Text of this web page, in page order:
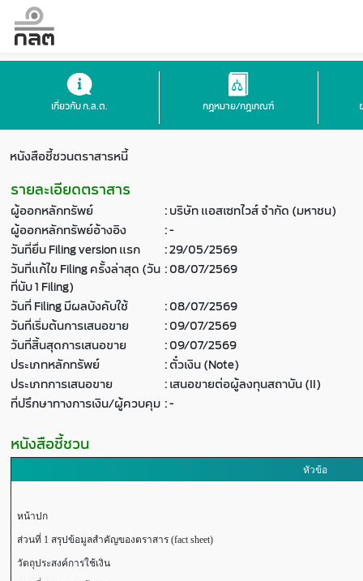
เกี่ยวกับ ก.ล.ต. กฎหมาย/กฎเกณฑ์
หนังสือชี้ชวนตราสารหนี้
รายละเอียดตราสาร
ผู้ออกหลักทรัพย์ :บริษัท แอสเซทไวส์ จำกัด (มหาชน)
ผู้ออกหลักทรัพย์อ้างอิง
:-
วันที่ยื่น Filing version แรก
:29/05/2569
วันที่แก้ไข Filing ครั้งล่าสุด (วัน
ที่นับ 1 Filing)
:08/07/2569
วันที่ Filing มีผลบังคับใช้
:08/07/2569
วันที่เริ่มต้นการเสนอขาย
:09/07/2569
วันที่สิ้นสุดการเสนอขาย
:09/07/2569
ประเภทหลักทรัพย์
:ตั๋วเงิน (Note)
ประเภทการเสนอขาย
:เสนอขายต่อผู้ลงทุนสถาบัน (II)
ที่ปรึกษาทางการเงิน/ผู้ควบคุม :-
หนังสือชี้ชวน
หัวข้อ
หน้าปก
ส่วนที่ 1 สรุปข้อมูลสำคัญของตราสาร (fact sheet)
วัตถุประสงค์การใช้เงิน